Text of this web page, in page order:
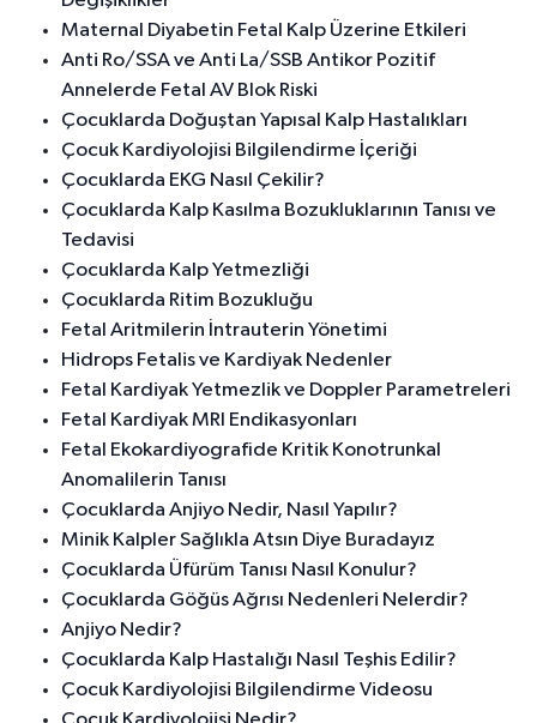
Maternal Diyabetin Fetal Kalp Üzerine Etkileri
Anti Ro/SSA ve Anti La/SSB Antikor Pozitif
Annelerde Fetal AV Blok Riski
Çocuklarda Doğuştan Yapısal Kalp Hastalıkları
Çocuk Kardiyolojisi Bilgilendirme İçeriği
Çocuklarda EKG Nasıl Çekilir?
Çocuklarda Kalp Kasılma Bozukluklarının Tanısı ve
Tedavisi
Çocuklarda Kalp Yetmezliği
Çocuklarda Ritim Bozukluğu
Fetal Aritmilerin İntrauterin Yönetimi
Hidrops Fetalis ve Kardiyak Nedenler
Fetal Kardiyak Yetmezlik ve Doppler Parametreleri
Fetal Kardiyak MRI Endikasyonları
Fetal Ekokardiyografide Kritik Konotrunkal
Anomalilerin Tanısı
Çocuklarda Anjiyo Nedir, Nasıl Yapılır?
Minik Kalpler Sağlıkla Atsın Diye Buradayız
Çocuklarda Üfürüm Tanısı Nasıl Konulur?
Çocuklarda Göğüs Ağrısı Nedenleri Nelerdir?
Anjiyo Nedir?
Çocuklarda Kalp Hastalığı Nasıl Teşhis Edilir?
Çocuk Kardiyolojisi Bilgilendirme Videosu